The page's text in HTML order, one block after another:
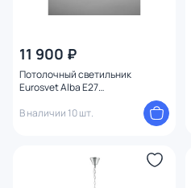
11 900 ₽
Потолочный светильник
Eurosvet Alba E27
В наличии 10 шт.